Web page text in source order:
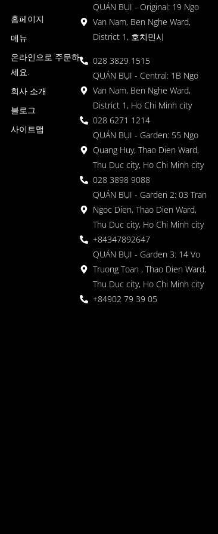
홈페이지
메뉴
온라인으로 주문하
세요.
회사 소개
블로그
사이트맵
QUÁN BỤI - Original: 19 Ngo
Van Nam, Ben Nghe Ward,
District 1, 호치민시
028 3829 1515
QUÁN BỤI - Central: 1B Ngo
Van Nam, Ben Nghe Ward,
District 1, Ho Chi Minh city
028 6271 1214
QUÁN BỤI - Garden: 55 Ngo
Quang Huy, Thao Dien Ward,
Thu Duc city, Ho Chi Minh city
028 3898 9088
QUÁN BỤI - Garden 2: 03 Tran
Ngoc Dien, Thao Dien Ward,
Thu Duc city, Ho Chi Minh city
+84347892647
QUÁN BỤI - Garden 3: 14 Vo
Truong Toan , Thao Dien Ward,
Thu Duc city, Ho Chi Minh city
+84902 79 39 05